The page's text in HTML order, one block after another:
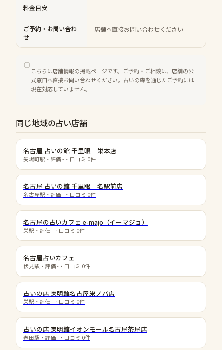
料金目安
ご予約・お問い合わ
せ
店舗へ直接お問い合わせください
こちらは店舗情報の掲載ページです。ご予約・ご相談は、店舗の公
式窓口へ直接お問い合わせください。占いの森を通じたご予約には
現在対応していません。
同じ地域の占い店舗
名古屋 占いの館 千里眼 栄本店
矢場町駅 ・評価 - ・口コミ 0件
名古屋 占いの館 千里眼 名駅前店
名古屋駅 ・評価 - ・口コミ 0件
名古屋の占いカフェ e-majo（イーマジョ）
栄駅 ・評価 - ・口コミ 0件
名古屋占いカフェ
伏見駅 ・評価 - ・口コミ 0件
占いの店 東明館名古屋栄ノバ店
栄駅 ・評価 - ・口コミ 0件
占いの店 東明館イオンモール名古屋茶屋店
春田駅 ・評価 - ・口コミ 0件